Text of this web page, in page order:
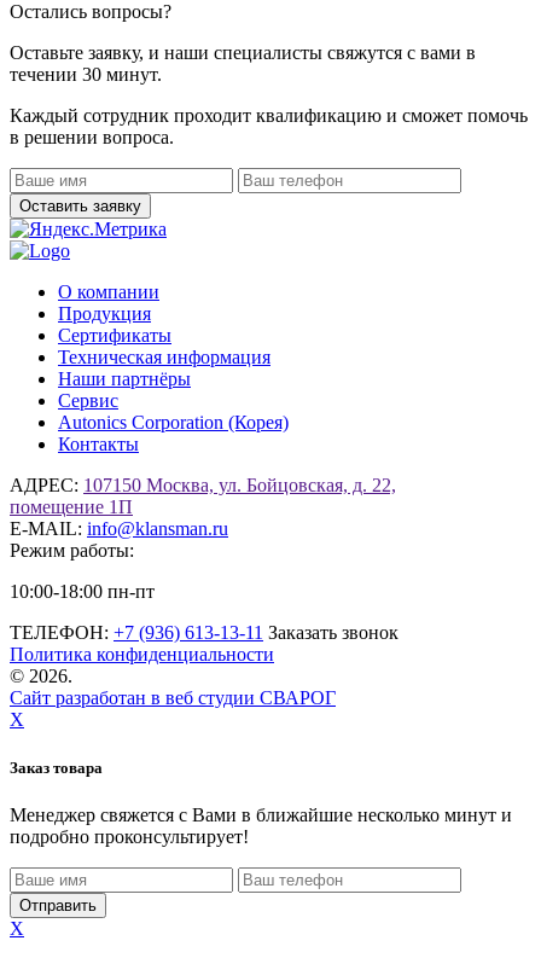
Остались вопросы?
Оставьте заявку, и наши специалисты свяжутся с вами в
течении 30 минут.
Каждый сотрудник проходит квалификацию и сможет помочь
в решении вопроса.
О компании
Продукция
Сертификаты
Техническая информация
Наши партнёры
Сервис
Autonics Corporation (Корея)
Контакты
АДРЕС: 107150 Москва, ул. Бойцовская, д. 22,
помещение 1П
E-MAIL: info@klansman.ru
Режим работы:
10:00-18:00 пн-пт
ТЕЛЕФОН: +7 (936) 613-13-11 Заказать звонок
Политика конфиденциальности
© 2026.
Сайт разработан в веб студии СВАРОГ
X
Заказ товара
Менеджер свяжется с Вами в ближайшие несколько минут и
подробно проконсультирует!
X